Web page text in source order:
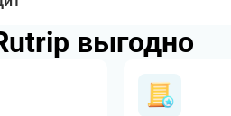
выгодно